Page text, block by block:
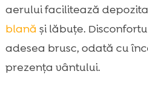
aerului facilitează
blană și lăbuțe.
adesea brusc, odată cu
prezența vântului.